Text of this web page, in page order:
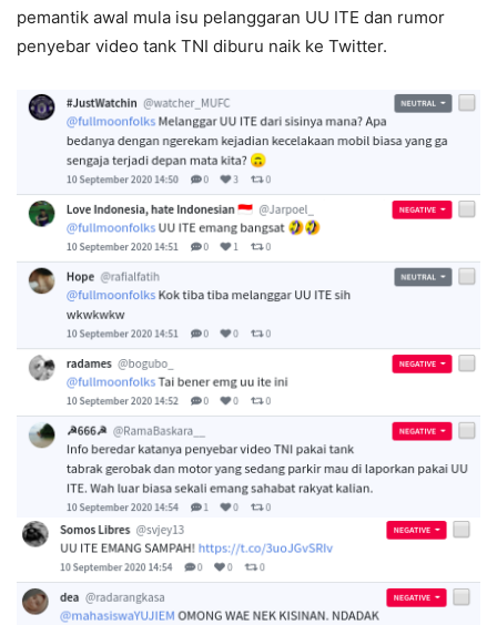
pemantik awal mula isu pelanggaran UU ITE dan rumor
penyebar video tank TNI diburu naik ke Twitter.